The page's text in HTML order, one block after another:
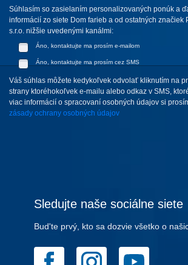
Súhlasím so zasielaním personalizovaných ponúk a
informácií zo siete Dom farieb a od ostatných značiek
s.r.o. nižšie uvedenými kanálmi:
Áno, kontaktujte ma prosím e-mailom
Áno, kontaktujte ma prosím cez SMS
Váš súhlas môžete kedykoľvek odvolať kliknutím na
strany ktoréhokoľvek e-mailu alebo odkaz v SMS,
viac informácií o spracovaní osobných údajov si
zásady ochrany osobných údajov
Sledujte naše sociálne siete
Bud'te prvý, kto sa dozvie všetko o